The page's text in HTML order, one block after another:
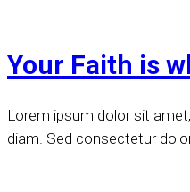
Your Faith is
Lorem ipsum dolor sit
diam. Sed consectetur